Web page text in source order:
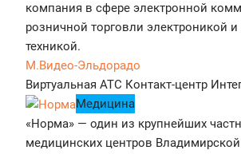
компания в сфере электронной
розничной торговли электроникой
техникой.
М.Видео-Эльдорадо
Виртуальная АТС Контакт-центр
Медицина
«Норма» — один из крупнейших
медицинских центров Владимирской